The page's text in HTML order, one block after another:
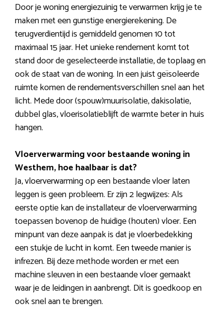
Door je woning energiezuinig te verwarmen krijg je te
maken met een gunstige energierekening. De
terugverdientijd is gemiddeld genomen 10 tot
maximaal 15 jaar. Het unieke rendement komt tot
stand door de geselecteerde installatie, de toplaag en
ook de staat van de woning. In een juist geïsoleerde
ruimte komen de rendementsverschillen snel aan het
licht. Mede door (spouw)muurisolatie, dakisolatie,
dubbel glas, vloerisolatieblijft de warmte beter in huis
hangen.
Vloerverwarming voor bestaande woning in
Westhem, hoe haalbaar is dat?
Ja, vloerverwarming op een bestaande vloer laten
leggen is geen probleem. Er zijn 2 legwijzes: Als
eerste optie kan de installateur de vloerverwarming
toepassen bovenop de huidige (houten) vloer. Een
minpunt van deze aanpak is dat je vloerbedekking
een stukje de lucht in komt. Een tweede manier is
infrezen. Bij deze methode worden er met een
machine sleuven in een bestaande vloer gemaakt
waar je de leidingen in aanbrengt. Dit is goedkoop en
ook snel aan te brengen.